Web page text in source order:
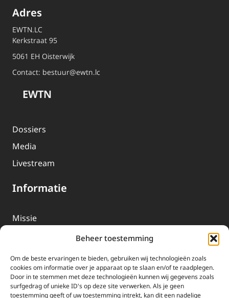
Beheer toestemming
Om de beste ervaringen te bieden, gebruiken wij technologieën zoals
cookies om informatie over je apparaat op te slaan en/of te raadplegen.
Door in te stemmen met deze technologieën kunnen wij gegevens zoals
surfgedrag of unieke ID's op deze site verwerken. Als je geen
toestemming geeft of uw toestemming intrekt, kan dit een nadelige
Adres
EWTN.LC
Kerkstraat 95
5061 EH Oisterwijk
Contact: bestuur@ewtn.lc
EWTN
Dossiers
Media
Livestream
Informatie
Missie
EWTN-Team
Organisatiegegevens